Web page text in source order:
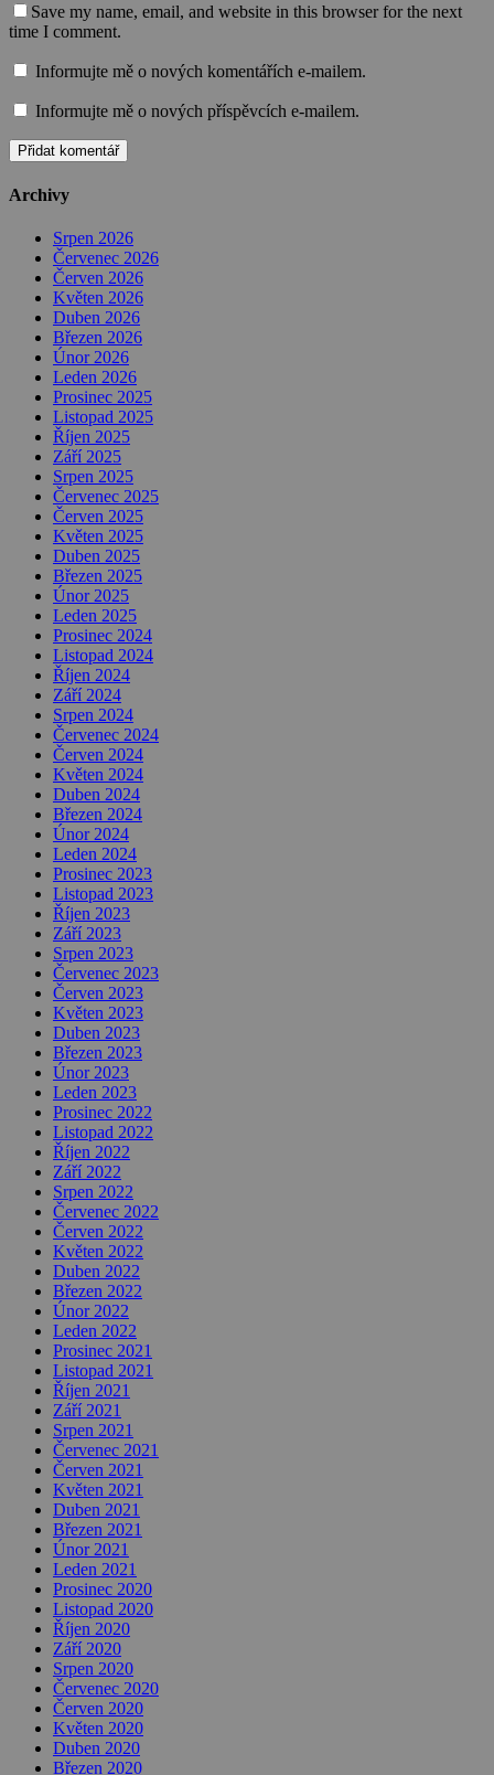
Save my name, email, and website in this browser for the next
time I comment.
Informujte mě o nových komentářích e-mailem.
Informujte mě o nových příspěvcích e-mailem.
Archivy
Srpen 2026
Červenec 2026
Červen 2026
Květen 2026
Duben 2026
Březen 2026
Únor 2026
Leden 2026
Prosinec 2025
Listopad 2025
Říjen 2025
Září 2025
Srpen 2025
Červenec 2025
Červen 2025
Květen 2025
Duben 2025
Březen 2025
Únor 2025
Leden 2025
Prosinec 2024
Listopad 2024
Říjen 2024
Září 2024
Srpen 2024
Červenec 2024
Červen 2024
Květen 2024
Duben 2024
Březen 2024
Únor 2024
Leden 2024
Prosinec 2023
Listopad 2023
Říjen 2023
Září 2023
Srpen 2023
Červenec 2023
Červen 2023
Květen 2023
Duben 2023
Březen 2023
Únor 2023
Leden 2023
Prosinec 2022
Listopad 2022
Říjen 2022
Září 2022
Srpen 2022
Červenec 2022
Červen 2022
Květen 2022
Duben 2022
Březen 2022
Únor 2022
Leden 2022
Prosinec 2021
Listopad 2021
Říjen 2021
Září 2021
Srpen 2021
Červenec 2021
Červen 2021
Květen 2021
Duben 2021
Březen 2021
Únor 2021
Leden 2021
Prosinec 2020
Listopad 2020
Říjen 2020
Září 2020
Srpen 2020
Červenec 2020
Červen 2020
Květen 2020
Duben 2020
Březen 2020